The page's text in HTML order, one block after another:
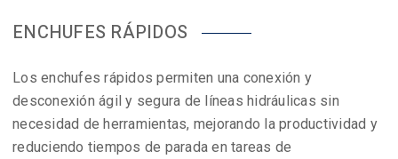
ENCHUFES RÁPIDOS
Los enchufes rápidos permiten una conexión y
desconexión ágil y segura de líneas hidráulicas sin
necesidad de herramientas, mejorando la productividad y
reduciendo tiempos de parada en tareas de